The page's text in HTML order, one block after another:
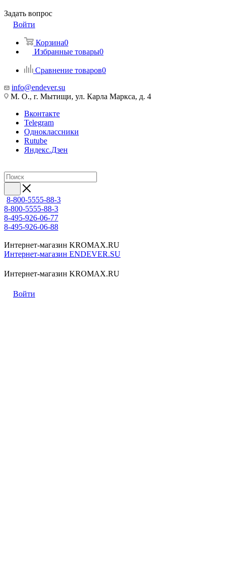
Задать вопрос
Войти
Корзина0
Избранные товары0
Сравнение товаров0
info@endever.su
М. О., г. Мытищи, ул. Карла Маркса, д. 4
Вконтакте
Telegram
Одноклассники
Rutube
Яндекс.Дзен
8-800-5555-88-3
8-800-5555-88-3
8-495-926-06-77
8-495-926-06-88
Интернет-магазин KROMAX.RU
Интернет-магазин ENDEVER.SU
Интернет-магазин KROMAX.RU
Войти